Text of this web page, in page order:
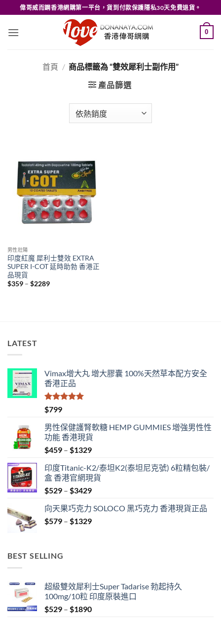
to
content
偉哥威而鋼香港網購第一平台，貨到付款保護隱私30天免費退貨。
0
首頁 / 商品標籤為 “雙效犀利士副作用”
產品篩選
男性壯陽
印度紅魔 犀利士雙效 EXTRA
SUPER I-COT 延時助勃 香港正
品現貨
$359 – $2289Price
LATEST
Vimax增大丸 增大膠囊 100%天然草本配方安全
香港正品
評分
滿分 5
$799
男性保健護腎軟糖 HEMP GUMMIES 增強男性性
功能 香港現貨
$459 – $1329Price
$459
through
$1329
印度Titanic-K2/泰坦K2(泰坦尼克號) 6粒精包裝/
盒 香港官網現貨
$529 – $3429Price
$529
through
向天果巧克力 SOLOCO 黑巧克力 香港現貨正品
$579 – $1329Price
BEST SELLING
超級雙效犀利士Super Tadarise 勃起持久
100mg/10粒 印度原裝進口
$529 – $1890Price